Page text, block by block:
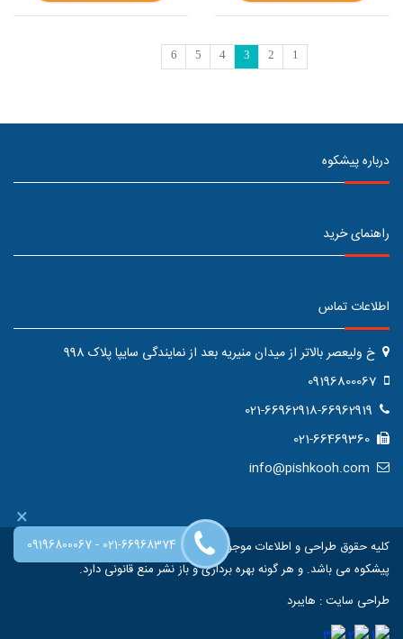
1
2
3
4
5
6
درباره پیشکوه
راهنمای خرید
اطلاعات تماس
خ ولیعصر بالاتر از میدان منیریه بعد از نمایندگی سایپا پلاک 998
کلیه حقوق طراحی و اطلاعات موجود در این سایت متعلق به فروشگاه اینترنتی
پیشکوه می باشد. و هر گونه بهره برداری و باز نشر منع قانونی دارد.
طراحی سایت: هایبرد
×
09196800067- 021-66968374